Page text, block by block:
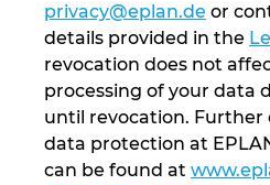
privacy@eplan.de or
details provided in the
revocation does not
processing of your data
until revocation. Further
data protection at
can be found at
Португалия
Румъния
Сингапур